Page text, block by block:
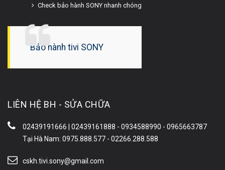
Check bảo hành SONY nhanh chóng
Bảo hành tivi SONY
LIÊN HỆ BH - SỬA CHỮA
02439191666 | 02439161888 - 0934588990 - 0965663787
Tại Hà Nam: 0975.888.577 - 02266.288.588
cskh.tivi.sony@gmail.com